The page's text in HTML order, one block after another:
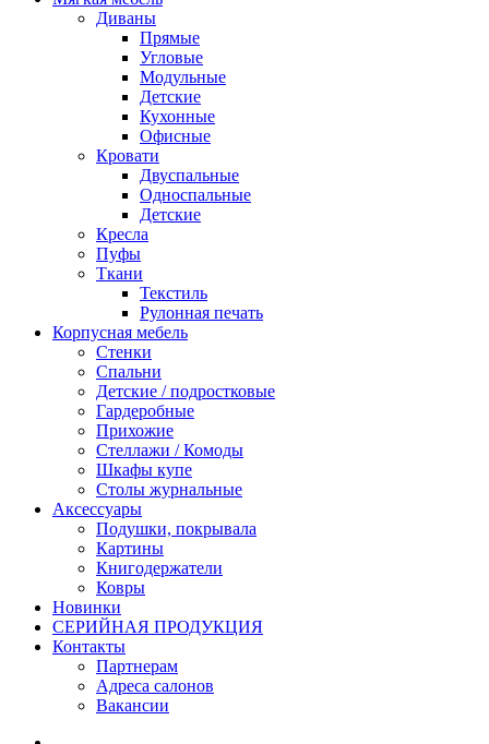
Диваны
Прямые
Угловые
Модульные
Детские
Кухонные
Офисные
Кровати
Двуспальные
Односпальные
Детские
Кресла
Пуфы
Ткани
Текстиль
Рулонная печать
Корпусная мебель
Стенки
Спальни
Детские / подростковые
Гардеробные
Прихожие
Стеллажи / Комоды
Шкафы купе
Столы журнальные
Аксессуары
Подушки, покрывала
Картины
Книгодержатели
Ковры
Новинки
СЕРИЙНАЯ ПРОДУКЦИЯ
Контакты
Партнерам
Адреса салонов
Вакансии